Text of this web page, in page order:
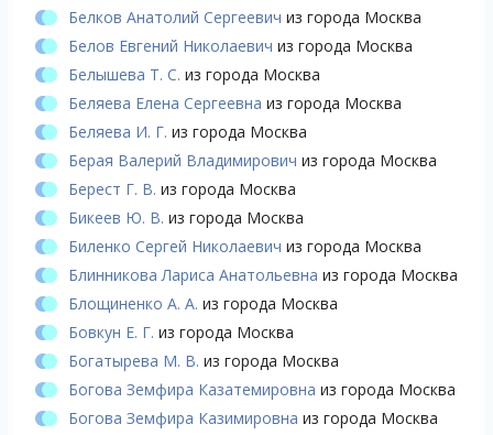
Белков Анатолий Сергеевич из города Москва
Белов Евгений Николаевич из города Москва
Белышева Т. С. из города Москва
Беляева Елена Сергеевна из города Москва
Беляева И. Г. из города Москва
Берая Валерий Владимирович из города Москва
Берест Г. В. из города Москва
Бикеев Ю. В. из города Москва
Биленко Сергей Николаевич из города Москва
Блинникова Лариса Анатольевна из города Москва
Блощиненко А. А. из города Москва
Бовкун Е. Г. из города Москва
Богатырева М. В. из города Москва
Богова Земфира Казатемировна из города Москва
Богова Земфира Казимировна из города Москва